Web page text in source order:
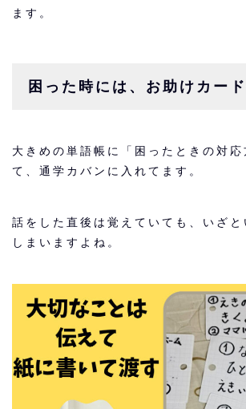
ます。
困った時には、お助けカード
大きめの単語帳に「困ったときの対応
て、通学カバンに入れてます。
話をした直後は覚えていても、いざと
しまいますよね。